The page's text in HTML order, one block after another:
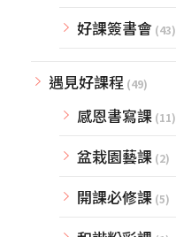
好課簽書會 (43)
遇見好課程 (49)
感恩書寫課 (11)
盆栽園藝課 (2)
開課必修課 (5)